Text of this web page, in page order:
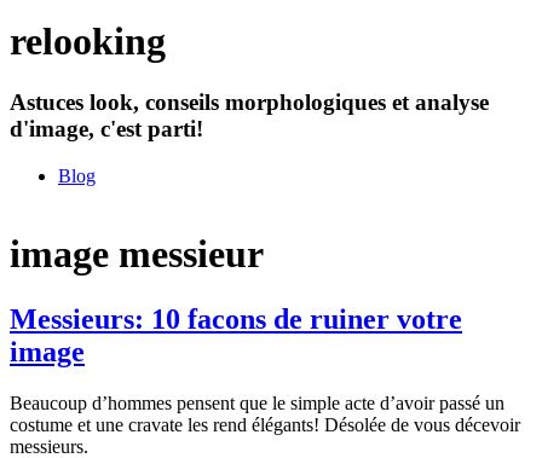
relooking
Astuces look, conseils morphologiques et analyse
d'image, c'est parti!
Blog
image messieur
Messieurs: 10 facons de ruiner votre
image
Beaucoup d’hommes pensent que le simple acte d’avoir passé un
costume et une cravate les rend élégants! Désolée de vous décevoir
messieurs.